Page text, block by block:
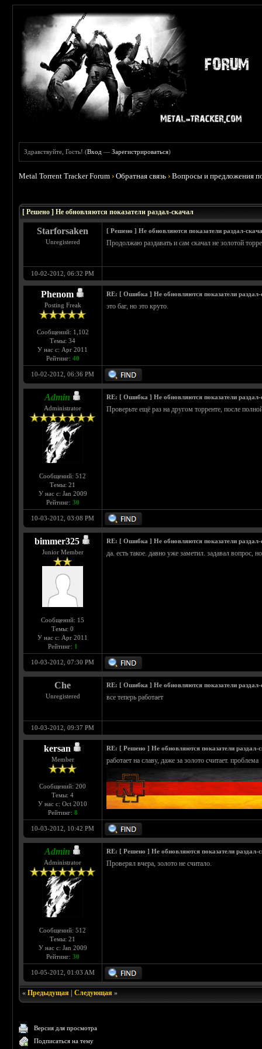
Здравствуйте, Гость! (Вход —Зарегистрироваться)
Metal Torrent Tracker Forum ›Обратная связь ›Вопросы и предложения
[ Решено ] Не обновляются показатели раздал-скачал
Starforsaken
Unregistered
[ Решено ] Не обновляются показатели раздал-
Продолжаю раздавать и сам скачал не золотой
10-02-2012, 06:32 PM
Phenom
Posting Freak
Сообщений: 1,102
Темы: 34
У нас с: Apr 2011
Рейтинг: 40
RE: [ Ошибка ] Не обновляются показатели раздал-
это баг, но это круто.
10-02-2012, 06:36 PM
Admin
Administrator
Сообщений: 512
Темы: 21
У нас с: Jan 2009
Рейтинг: 30
RE: [ Ошибка ] Не обновляются показатели раздал-
Проверьте ещё раз на другом торренте, после
10-03-2012, 03:08 PM
bimmer325
Junior Member
Сообщений: 15
Темы: 0
У нас с: Apr 2011
Рейтинг: 1
RE: [ Ошибка ] Не обновляются показатели раздал-
да. есть такое. давно уже заметил. задавал вопрос,
10-03-2012, 07:30 PM
Che
Unregistered
RE: [ Ошибка ] Не обновляются показатели раздал-
все теперь работает
10-03-2012, 09:37 PM
kersan
Member
Сообщений: 200
Темы: 4
У нас с: Oct 2010
Рейтинг: 8
RE: [ Решено ] Не обновляются показатели раздал-
работает на славу, даже за золото считает. проблема
10-03-2012, 10:42 PM
Admin
Administrator
Сообщений: 512
Темы: 21
У нас с: Jan 2009
Рейтинг: 30
RE: [ Решено ] Не обновляются показатели раздал-
Проверял вчера, золото не считало.
10-05-2012, 01:03 AM
«Предыдущая |Следующая »
Версия для просмотра
Подписаться на тему